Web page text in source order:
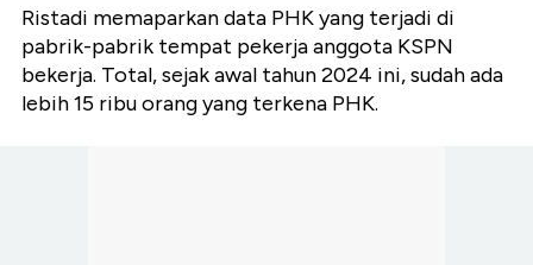
Ristadi memaparkan data PHK yang terjadi di
pabrik-pabrik tempat pekerja anggota KSPN
bekerja. Total, sejak awal tahun 2024 ini, sudah ada
lebih 15 ribu orang yang terkena PHK.